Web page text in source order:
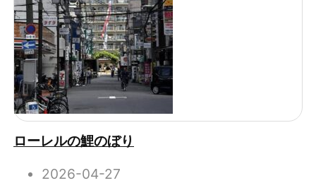
ローレルの鯉のぼり
2026-04-27